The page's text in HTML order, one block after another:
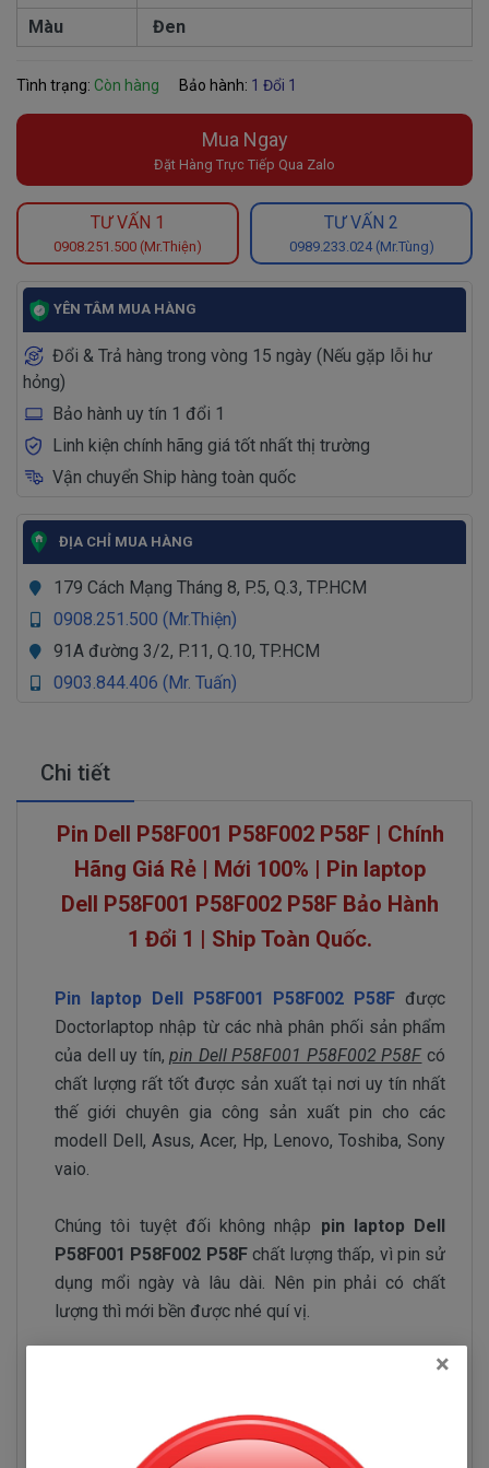
Màu
Đen
Tình trạng: Còn hàng Bảo hành: 1 Đổi 1
Mua Ngay
Đặt Hàng Trực Tiếp Qua Zalo
TƯ VẤN 1
0908.251.500 (Mr.Thiện)
TƯ VẤN 2
0989.233.024 (Mr.Tùng)
YÊN TÂM MUA HÀNG
Đổi & Trả hàng trong vòng 15 ngày (Nếu gặp lỗi hư
hỏng)
Bảo hành uy tín 1 đổi 1
Linh kiện chính hãng giá tốt nhất thị trường
Vận chuyển Ship hàng toàn quốc
ĐỊA CHỈ MUA HÀNG
179 Cách Mạng Tháng 8, P.5, Q.3, TP.HCM
0908.251.500 (Mr.Thiện)
91A đường 3/2, P.11, Q.10, TP.HCM
0903.844.406 (Mr. Tuấn)
Chi tiết
Pin Dell P58F001 P58F002 P58F | Chính
Hãng Giá Rẻ | Mới 100% | Pin laptop
Dell P58F001 P58F002 P58F Bảo Hành
1 Đổi 1 | Ship Toàn Quốc.
Pin laptop Dell P58F001 P58F002 P58F được
Doctorlaptop nhập từ các nhà phân phối sản phẩm
của dell uy tín,pin Dell P58F001 P58F002 P58F có
chất lượng rất tốt được sản xuất tại nơi uy tín nhất
thế giới chuyên gia công sản xuất pin cho các
modell Dell, Asus, Acer, Hp, Lenovo, Toshiba, Sony
vaio.
Chúng tôi tuyệt đối không nhập pin laptop Dell
P58F001 P58F002 P58F chất lượng thấp, vì pin sử
dụng mổi ngày và lâu dài. Nên pin phải có chất
lượng thì mới bền được nhé quí vị.
Đội ngũ nhập pin của Doctorlaptop làm việc rất
chăm chỉ test pin và kiểm tra pin liên tục để chỉ
×